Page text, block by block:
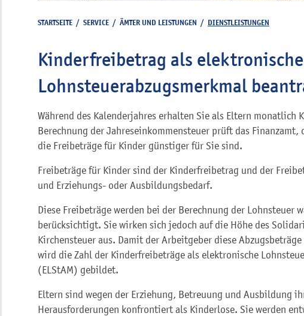
STARTSEITE / SERVICE / ÄMTER UND LEISTUNGEN / DIENSTLEISTUNGEN
Kinderfreibetrag als
Lohnsteuerabzugsmerkmal
Während des Kalenderjahres erhalten Sie als Eltern monatlich
Berechnung der Jahreseinkommensteuer prüft das Finanzamt,
die Freibeträge für Kinder günstiger für Sie sind.
Freibeträge für Kinder sind der Kinderfreibetrag und der
und Erziehungs- oder Ausbildungsbedarf.
Diese Freibeträge werden bei der Berechnung der Lohnsteuer
berücksichtigt. Sie wirken sich jedoch auf die Höhe des
Kirchensteuer aus. Damit der Arbeitgeber diese
wird die Zahl der Kinderfreibeträge als elektronische
(ELStAM) gebildet.
Eltern sind wegen der Erziehung, Betreuung und Ausbildung
Herausforderungen konfrontiert als Kinderlose. Sie werden